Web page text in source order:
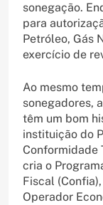
sonegação.
para
Petróleo, Gás
exercício de
Ao mesmo
sonegadores,
têm um bom
instituição do
Conformidade
cria o
Fiscal
Operador